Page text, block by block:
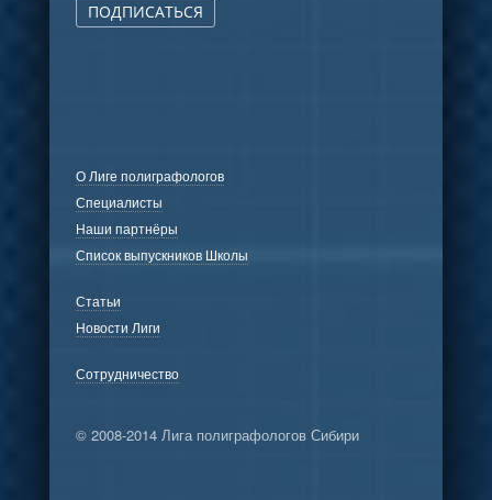
ПОДПИСАТЬСЯ
О Лиге полиграфологов
Специалисты
Наши партнёры
Список выпускников Школы
Статьи
Новости Лиги
Сотрудничество
© 2008-2014 Лига полиграфологов Сибири